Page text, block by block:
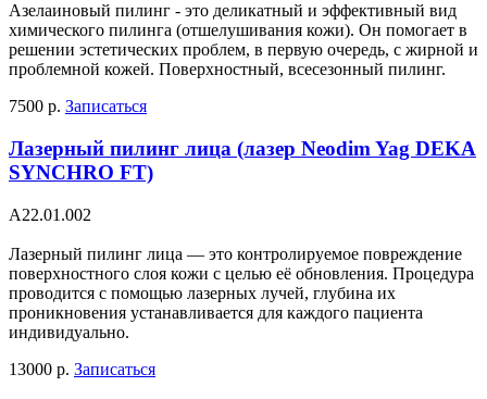
Азелаиновый пилинг - это деликатный и эффективный вид
химического пилинга (отшелушивания кожи). Он помогает в
решении эстетических проблем, в первую очередь, с жирной и
проблемной кожей. Поверхностный, всесезонный пилинг.
7500 р. Записаться
Лазерный пилинг лица (лазер Neodim Yag DEKA
SYNCHRO FT)
A22.01.002
Лазерный пилинг лица — это контролируемое повреждение
поверхностного слоя кожи с целью её обновления. Процедура
проводится с помощью лазерных лучей, глубина их
проникновения устанавливается для каждого пациента
индивидуально.
13000 р. Записаться